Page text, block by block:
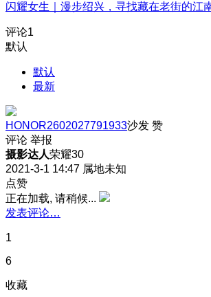
闪耀女生｜漫步绍兴，寻找藏在老街的江
评论1
默认
默认
最新
HONOR2602027791933沙发 赞
评论 举报
摄影达人荣耀30
2021-3-1 14:47 属地未知
点赞
正在加载, 请稍候...
发表评论…
1
6
收藏